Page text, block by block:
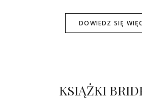
DOWIEDZ SIĘ
KSIĄŻKI